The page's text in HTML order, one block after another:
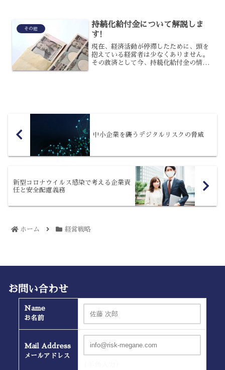
面から考えるとあまり...
その他
持続化給付金について解説しま
す!
現在、経済活動が停滞したために、頭を
抱えている経営者は少なくありません。
その救済として今、持続化給付金の情報
中小企業を襲うデジタルリスクの脅威
新型コロナウイルス感染で考える企業責
任と安全配慮義務
ホーム 経営戦略
お問い合わせ
Name
お名前
Mail Address
メールアドレス